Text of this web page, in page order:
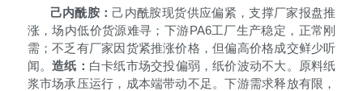
己内酰胺： 己内酰胺现货供应偏紧，支撑厂家报盘推
涨，场内低价货源难寻；下游PA6工厂生产稳定，正常刚
需；不乏有厂家因货紧推涨价格，但偏高价格成交鲜少听
闻。造纸： 白卡纸市场交投偏弱，纸价波动不大。原料纸
浆市场承压运行，成本端带动不足。下游需求释放有限，